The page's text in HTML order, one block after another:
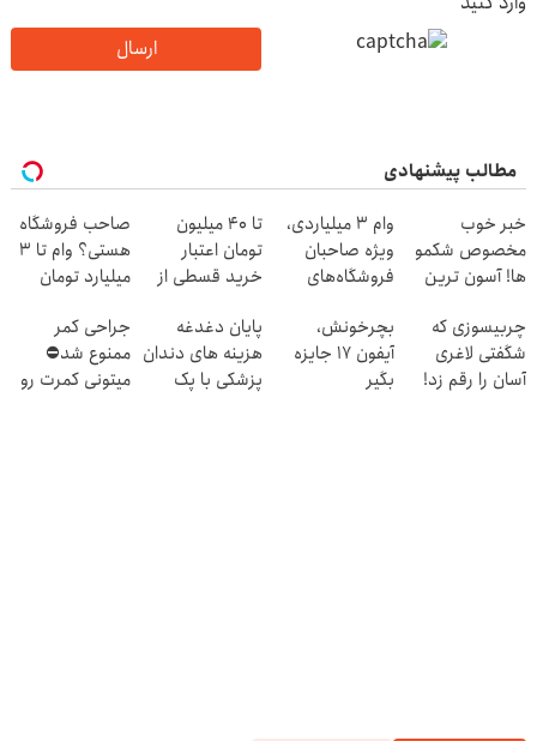
ارسال
مطالب پیشنهادی
خبر خوب
مخصوص شکمو
ها! آسون ترین
معرفی شد
وام ۳ میلیاردی،
ویژه صاحبان
فروشگاه‌های
تا ۴۰ میلیون
تومان اعتبار
خرید قسطی از
صاحب فروشگاه
هستی؟ وام تا ۳
میلیارد تومان
چربیسوزی که
شگفتی لاغری
آسان را رقم زد!
بچرخونش،
آیفون 17 جایزه
بگیر
پایان دغدغه
هزینه های دندان
پزشکی با پک
جراحی کمر
ممنوع شد⛔
میتونی کمرت رو